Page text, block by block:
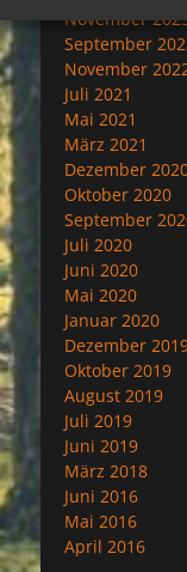
November
September
November
Juli 2021
Mai 2021
März 2021
Dezember
Oktober 2020
September
Juli 2020
Juni 2020
Mai 2020
Januar 2020
Dezember
Oktober 2019
August 2019
Juli 2019
Juni 2019
März 2018
Juni 2016
Mai 2016
April 2016